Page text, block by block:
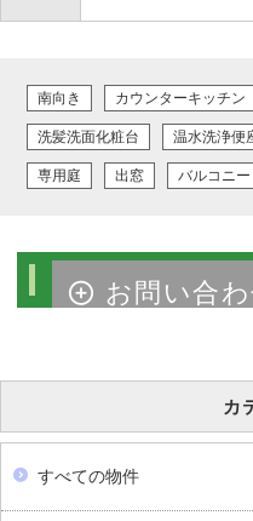
南向き カウンターキッチン
洗髪洗面化粧台 温水洗浄便
専用庭 出窓 バルコニー
物件のお問い合わ
カ
すべての物件